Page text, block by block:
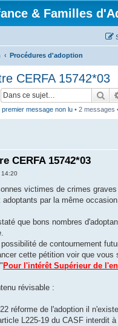
& Familles
Procédures d'adoption
CERFA 15742*03
premier message non lu• 2 messages
CERFA 15742*03
14:20
victimes de crimes
par la même
que bons nombres
de contournement
cette pétition voir que vous
Pour l'intérêt Supérieur de
révisable :
réforme de l'adoption il
L225-19 du CASF interdit